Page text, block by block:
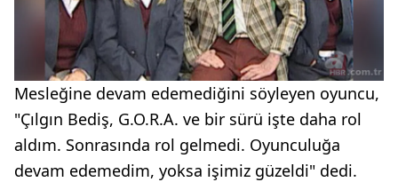
Mesleğine devam edemediğini söyleyen oyuncu,
"Çılgın Bediş, G.O.R.A. ve bir sürü işte daha rol
aldım. Sonrasında rol gelmedi. Oyunculuğa
devam edemedim, yoksa işimiz güzeldi" dedi.